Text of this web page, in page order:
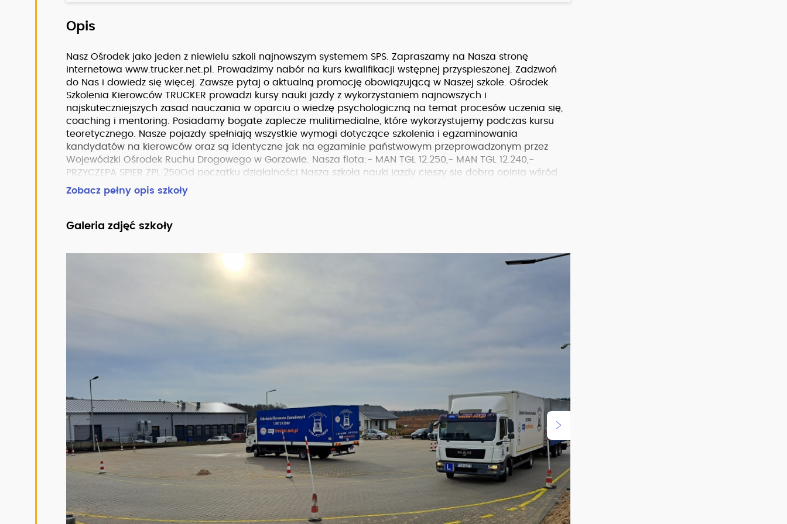
Opis
Nasz Ośrodek jako jeden z niewielu szkoli najnowszym systemem SPS. Zapraszamy na Nasza stronę
internetowa www.trucker.net.pl.
Prowadzimy nabór na kurs kwalifikacji wstępnej przyspieszonej. Zadzwoń
do Nas i dowiedz się więcej. Zawsze pytaj o aktualną promocję obowiązującą w Naszej szkole. Ośrodek
Szkolenia Kierowców TRUCKER prowadzi kursy nauki jazdy z wykorzystaniem najnowszych i
najskuteczniejszych zasad nauczania w oparciu o wiedzę psychologiczną na temat procesów uczenia się,
coaching i mentoring. Posiadamy bogate zaplecze mulitimedialne, które wykorzystujemy podczas kursu
teoretycznego. Nasze pojazdy spełniają wszystkie wymogi dotyczące szkolenia i egzaminowania
kandydatów na kierowców oraz są identyczne jak na egzaminie państwowym przeprowadzonym przez
Wojewódzki Ośrodek Ruchu Drogowego w Gorzowie. Nasza flota:- MAN TGL 12.250,- MAN TGL 12.240,-
PRZYCZEPA SPIER ZPL 250Od początku działalności Nasza szkoła nauki jazdy cieszy się dobrą opinią wśród
kursantów i jest polecana jako solidny Ośrodek Szkolenia Kierowców. Zajmujemy pierwsze miejsca w
corocznym rankingu zdawalności w ramach szkolenia z kategorii C,C+E
Zobacz pełny opis szkoły
Galeria zdjęć szkoły